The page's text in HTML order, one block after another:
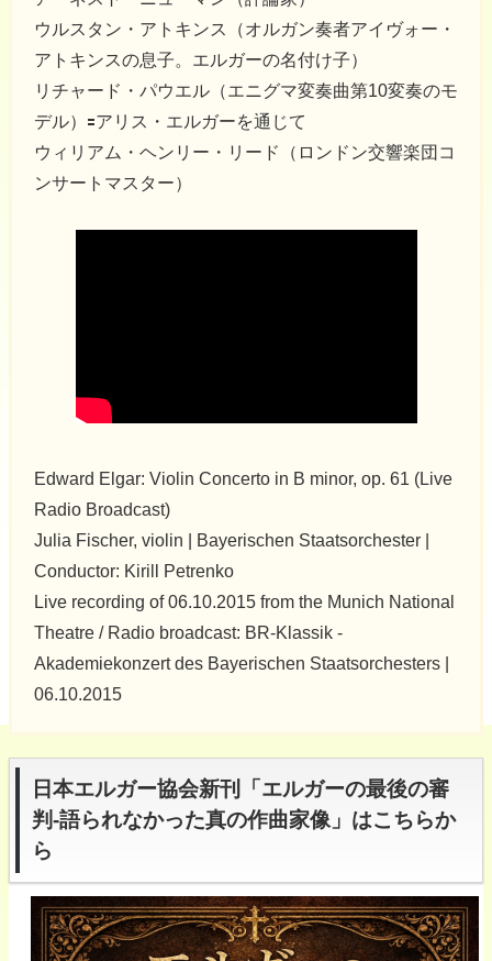
ウルスタン・アトキンス（オルガン奏者アイヴォー・
アトキンスの息子。エルガーの名付け子）
リチャード・パウエル（エニグマ変奏曲第10変奏のモ
デル）🟰アリス・エルガーを通じて
ウィリアム・ヘンリー・リード（ロンドン交響楽団コ
ンサートマスター）
Edward Elgar: Violin Concerto in B minor, op. 61 (Live
Radio Broadcast)
Julia Fischer, violin | Bayerischen Staatsorchester |
Conductor: Kirill Petrenko
Live recording of 06.10.2015 from the Munich National
Theatre / Radio broadcast: BR-Klassik -
Akademiekonzert des Bayerischen Staatsorchesters |
06.10.2015
日本エルガー協会新刊「エルガーの最後の審
判-語られなかった真の作曲家像」はこちらか
ら